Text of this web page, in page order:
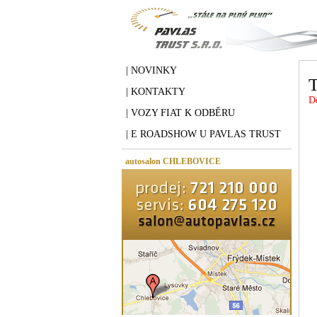
| NOVINKY
| KONTAKTY
| VOZY FIAT K ODBĚRU
| E ROADSHOW U PAVLAS TRUST
autosalon CHLEBOVICE